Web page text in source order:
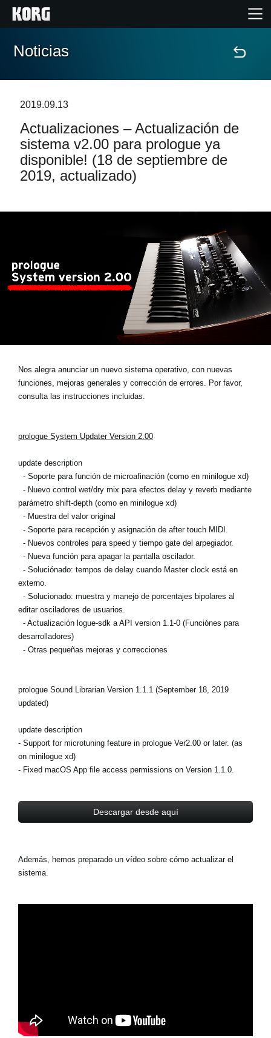
Inicio
Características
Eventos
Noticias
Acerca de KORG
Noticias
2019.09.13
Actualizaciones – Actualización de
sistema v2.00 para prologue ya
disponible! (18 de septiembre de
2019, actualizado)
Nos alegra anunciar un nuevo sistema operativo, con nuevas
funciones, mejoras generales y corrección de errores. Por favor,
consulta las instrucciones incluidas.
prologue System Updater Version 2.00
update description
- Soporte para función de microafinación (como en minilogue xd)
- Nuevo control wet/dry mix para efectos delay y reverb mediante
parámetro shift-depth (como en minilogue xd)
- Muestra del valor original
- Soporte para recepción y asignación de after touch MIDI.
- Nuevos controles para speed y tiempo gate del arpegiador.
- Nueva función para apagar la pantalla oscilador.
- Soluciónado: tempos de delay cuando Master clock está en
externo.
- Solucionado: muestra y manejo de porcentajes bipolares al
editar osciladores de usuarios.
- Actualización logue-sdk a API version 1.1-0 (Funciónes para
desarrolladores)
- Otras pequeñas mejoras y correcciones
prologue Sound Librarian Version 1.1.1 (September 18, 2019
updated)
update description
- Support for microtuning feature in prologue Ver2.00 or later. (as
on minilogue xd)
- Fixed macOS App file access permissions on Version 1.1.0.
Descargar desde aquí
Además, hemos preparado un vídeo sobre cómo actualizar el
sistema.